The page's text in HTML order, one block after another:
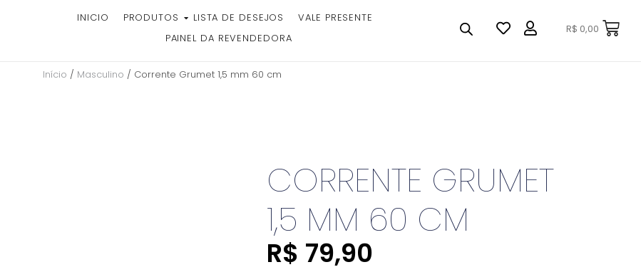
INICIO PRODUTOS LISTA DE DESEJOS
VALE PRESENTE
PAINEL DA REVENDEDORA
R$ 0,00
Início / Masculino / Corrente Grumet 1,5 mm 60 cm
CORRENTE GRUMET
1,5 MM 60 CM
R$ 79,90